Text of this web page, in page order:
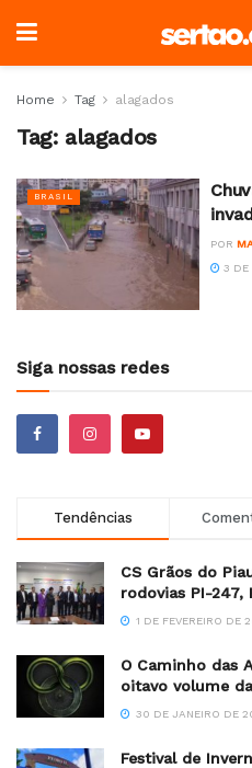
Home Tag alagados
Tag: alagados
BRASIL
POR
3 DE
Siga nossas redes
Tendências
CS Grãos do
rodovias PI-247,
1 DE FEVEREIRO DE
O Caminho das
oitavo volume
30 DE JANEIRO DE
Festival de